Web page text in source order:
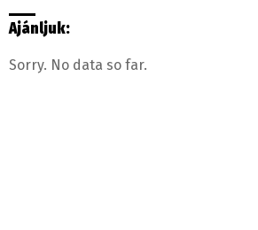
Ajánljuk:
Sorry. No data so far.